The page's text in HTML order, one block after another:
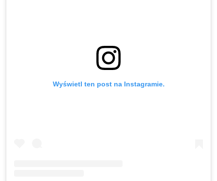
Wyświetl ten post na Instagramie.